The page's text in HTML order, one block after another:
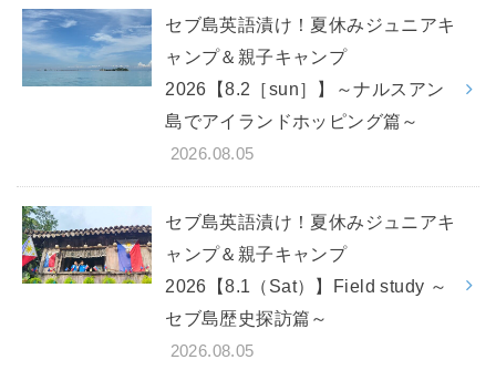
セブ島英語漬け！夏休みジュニアキ
ャンプ＆親子キャンプ
2026【8.2［sun］】～ナルスアン
島でアイランドホッピング篇～
2026.08.05
セブ島英語漬け！夏休みジュニアキ
ャンプ＆親子キャンプ
2026【8.1（Sat）】Field study ～
セブ島歴史探訪篇～
2026.08.05